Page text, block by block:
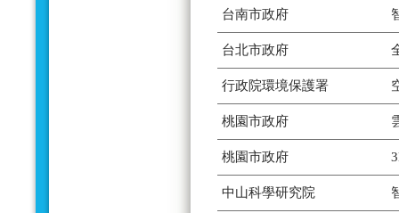
台南市政府
台北市政府
行政院環境保護署
桃園市政府
桃園市政府
中山科學研究院